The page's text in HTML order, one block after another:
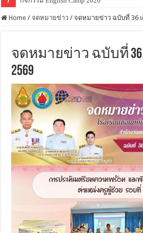
Home / จดหมายข่าว / จดหมายข่าว ฉบับที่ 36
จดหมายข่าว ฉบับที่ 36
2569